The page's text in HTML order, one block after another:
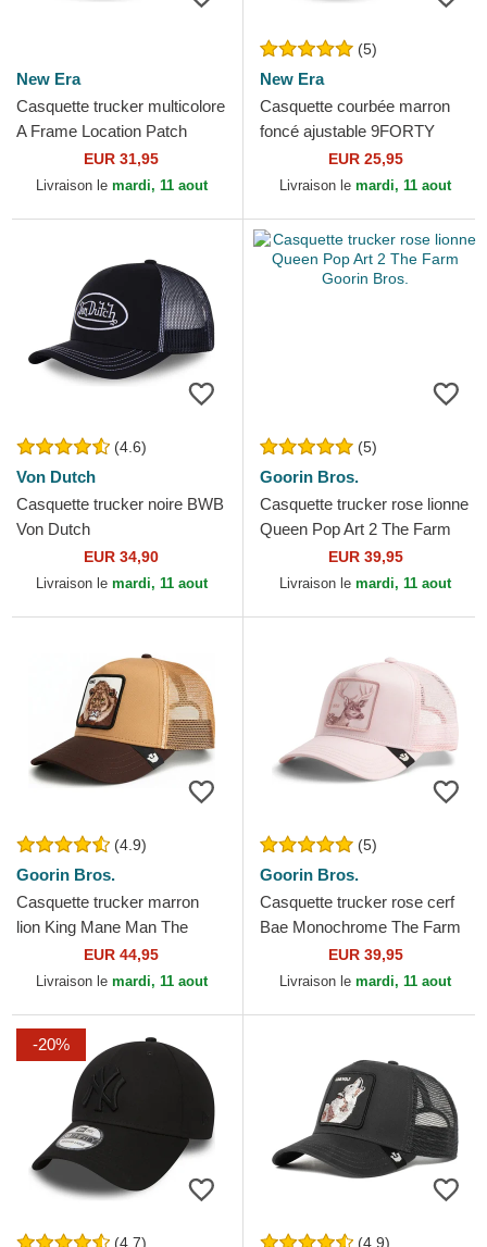
New Era
Casquette trucker multicolore
A Frame Location Patch
Costa Brava New Era
EUR 31,95
Livraison le mardi, 11 aout
(5)
New Era
Casquette courbée marron
foncé ajustable 9FORTY
League Essential New York
Yankees MLB New Era
EUR 25,95
Livraison le mardi, 11 aout
(4.6)
Von Dutch
Casquette trucker noire BWB
Von Dutch
EUR 34,90
Livraison le mardi, 11 aout
(5)
Goorin Bros.
Casquette trucker rose lionne
Queen Pop Art 2 The Farm
Goorin Bros.EUR 39,95
Livraison le mardi, 11 aout
(4.9)
Goorin Bros.
Casquette trucker marron
lion King Mane Man The
Farm Goorin Bros.
EUR 44,95
Livraison le mardi, 11 aout
(5)
Goorin Bros.
Casquette trucker rose cerf
Bae Monochrome The Farm
Goorin Bros.EUR 39,95
Livraison le mardi, 11 aout
-20%
(4.7) (4.9)